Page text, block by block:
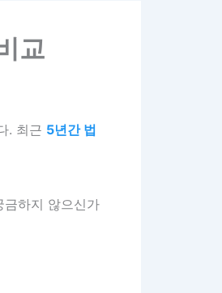
교
. 최근 5년간 법
하지 않으신가